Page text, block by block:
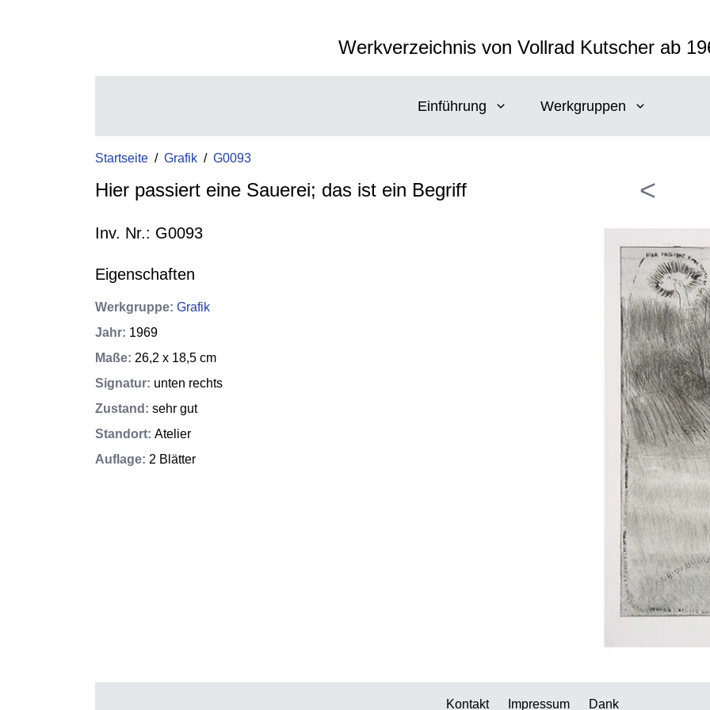
Werkverzeichnis von Vollrad Kutscher ab
Einführung Werkgruppen
Startseite / Grafik / G0093
Hier passiert eine Sauerei; das ist ein Begriff
Inv. Nr.: G0093
Eigenschaften
Werkgruppe: Grafik
Jahr: 1969
Maße: 26,2 x 18,5 cm
Signatur: unten rechts
Zustand : sehr gut
Standort: Atelier
Auflage: 2 Blätter
<
Kontakt Impressum Dank